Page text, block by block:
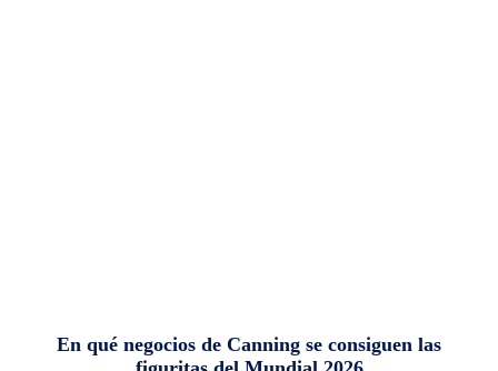
En qué negocios de Canning se consiguen las